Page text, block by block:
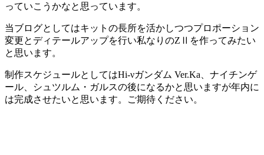
っていこうかなと思っています。
当ブログとしてはキットの長所を活かしつつプロポーション
変更とディテールアップを行い私なりのZⅡを作ってみたい
と思います。
制作スケジュールとしてはHi-νガンダム Ver.Ka、ナイチンゲ
ール、シュツルム・ガルスの後になるかと思いますが年内に
は完成させたいと思います。ご期待ください。